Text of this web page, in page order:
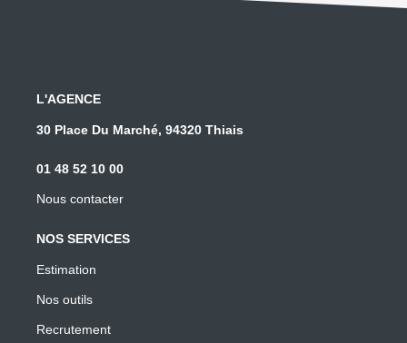
L'AGENCE
30 Place Du Marché, 94320 Thiais
01 48 52 10 00
Nous contacter
NOS SERVICES
Estimation
Nos outils
Recrutement